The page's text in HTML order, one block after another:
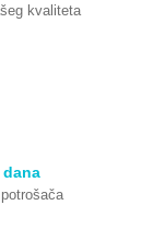
kvaliteta